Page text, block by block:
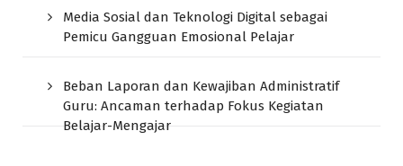
Media Sosial dan Teknologi Digital sebagai
Pemicu Gangguan Emosional Pelajar
Beban Laporan dan Kewajiban Administratif
Guru: Ancaman terhadap Fokus Kegiatan
Belajar-Mengajar